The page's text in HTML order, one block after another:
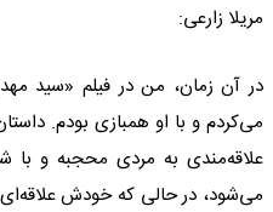
مریلا زارعی:
در آن زمان، من در فیلم «سید
می‌کردم و با او همبازی بودم.
علاقه‌مندی به مردی محجبه و با
می‌شود، در حالی که خودش